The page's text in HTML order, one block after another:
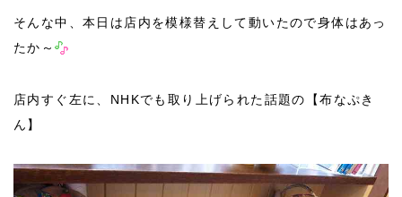
そんな中、本日は店内を模様替えして動いたので身体はあっ
たか～
店内すぐ左に、NHKでも取り上げられた話題の【布なぷき
ん】